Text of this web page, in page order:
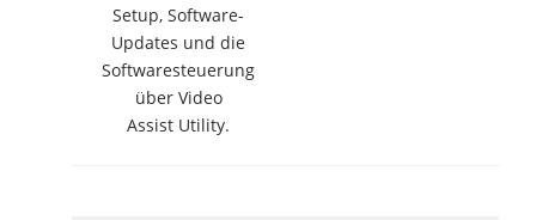
Setup, Software-
Updates und die
Softwaresteuerung
über Video
Assist Utility.